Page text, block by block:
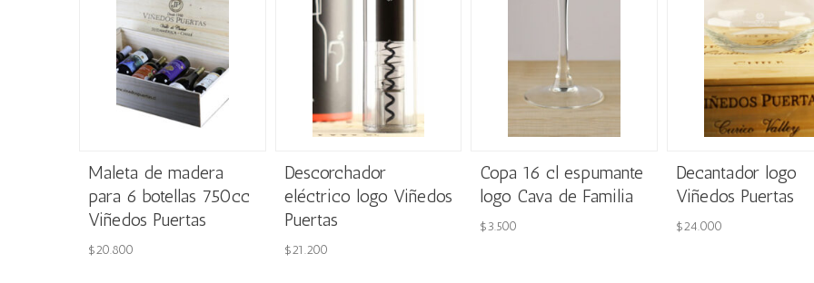
Maleta de madera
para 6 botellas 750cc
Viñedos Puertas
$20.800
Descorchador
eléctrico logo Viñedos
Puertas
$21.200
Copa 16 cl espumante
logo Cava de Familia
$3.500
Decantador logo
Viñedos Puertas
$24.000